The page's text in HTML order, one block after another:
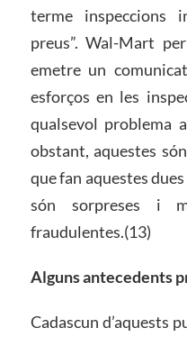
terme inspeccions
preus”. Wal-Mart
emetre un
esforços en les
qualsevol problema
obstant, aquestes
que fan aquestes
són sorpreses i
fraudulentes.(13)
Alguns antecedents
Cadascun d’aquests